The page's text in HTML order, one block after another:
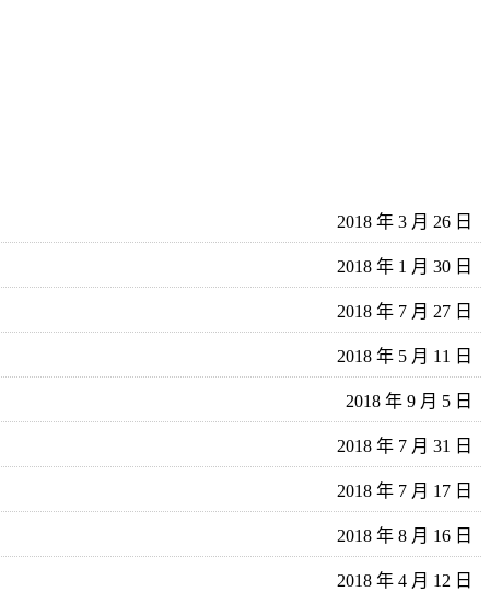
2018 年 3 月 26 日
2018 年 1 月 30 日
2018 年 7 月 27 日
2018 年 5 月 11 日
2018 年 9 月 5 日
2018 年 7 月 31 日
2018 年 7 月 17 日
2018 年 8 月 16 日
2018 年 4 月 12 日